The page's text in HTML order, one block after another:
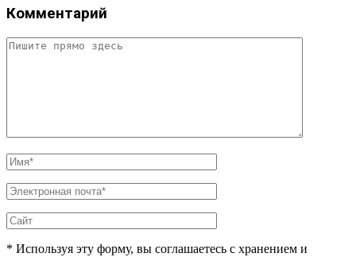
Комментарий
* Используя эту форму, вы соглашаетесь с хранением и